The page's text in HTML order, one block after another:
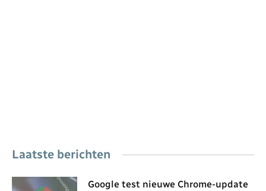
Laatste berichten
Google test nieuwe Chrome-update